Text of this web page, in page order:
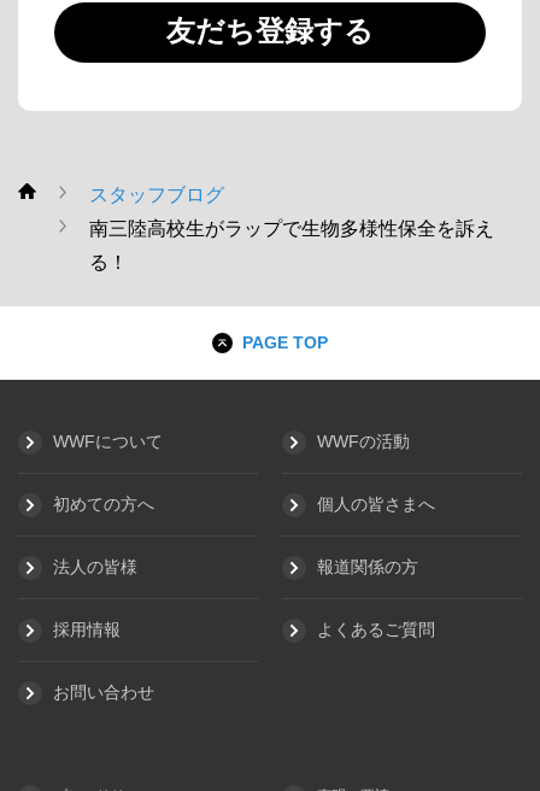
友だち登録する
WWF
スタッフブログ
南三陸高校生がラップで生物多様性保全を訴え
る！
PAGE TOP
WWFについて WWFの活動
初めての方へ 個人の皆さまへ
法人の皆様 報道関係の方
採用情報 よくあるご質問
お問い合わせ